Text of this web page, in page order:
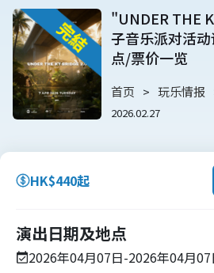
"UNDER THE
子音乐派对活
点/票价一览
首页 玩乐情报
2026.02.27
HK$440起
演出日期及地点
2026年04月07日-2026年04月07